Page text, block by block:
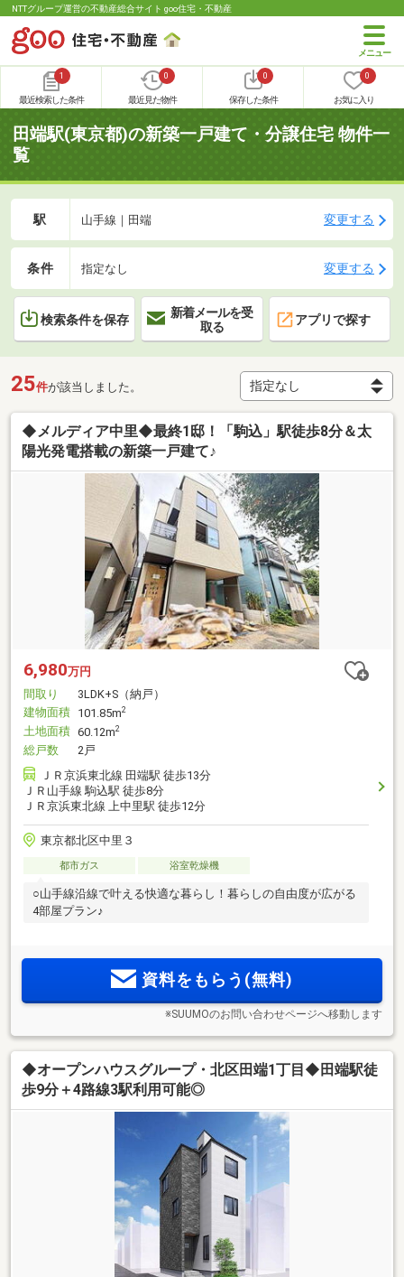
NTTグループ運営の不動産総合サイト goo住宅・不動産
1
最近検索した条件
0
最近見た物件
0
保存した条件
0
お気に入り
田端駅(東京都)の新築一戸建て・分譲住宅 物件一
覧
駅 山手線｜田端 変更する
条件 指定なし 変更する
検索条件を保存
新着メールを受
取る
アプリで探す
25件が該当しました。
◆メルディア中里◆最終1邸！「駒込」駅徒歩8分＆太
陽光発電搭載の新築一戸建て♪
6,980万円
間取り
3LDK+S（納戸）
建物面積 101.85m2
土地面積 60.12m2
総戸数
2戸
ＪＲ京浜東北線 田端駅 徒歩13分
ＪＲ山手線 駒込駅 徒歩8分
ＪＲ京浜東北線 上中里駅 徒歩12分
東京都北区中里３
都市ガス 浴室乾燥機
○山手線沿線で叶える快適な暮らし！暮らしの自由度が広がる
4部屋プラン♪
資料をもらう(無料)
※SUUMOのお問い合わせページへ移動します
◆オープンハウスグループ・北区田端1丁目◆田端駅徒
歩9分＋4路線3駅利用可能◎